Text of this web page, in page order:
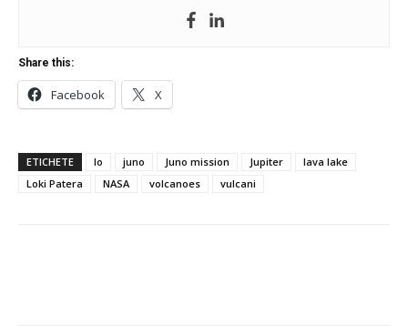
Share this:
Facebook X
ETICHETE Io juno Juno mission Jupiter
lava lake
Loki Patera
NASA volcanoes vulcani